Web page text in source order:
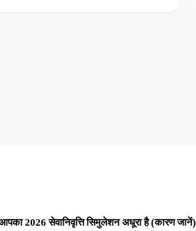
2026 सेवानिवृत्ति सिमुलेशन अधूरा है (कारण जानें)